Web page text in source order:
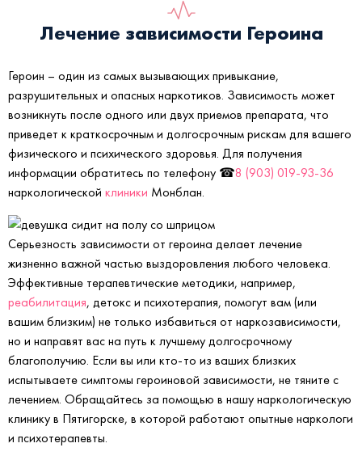
Лечение зависимости Героина
Героин – один из самых вызывающих привыкание,
разрушительных и опасных наркотиков. Зависимость может
возникнуть после одного или двух приемов препарата, что
приведет к краткосрочным и долгосрочным рискам для вашего
физического и психического здоровья. Для получения
информации обратитесь по телефону ☎8 (903) 019-93-36
наркологической клиники Монблан.
Серьезность зависимости от героина делает лечение
жизненно важной частью выздоровления любого человека.
Эффективные терапевтические методики, например,
реабилитация, детокс и психотерапия, помогут вам (или
вашим близким) не только избавиться от наркозависимости,
но и направят вас на путь к лучшему долгосрочному
благополучию. Если вы или кто-то из ваших близких
испытываете симптомы героиновой зависимости, не тяните с
лечением. Обращайтесь за помощью в нашу наркологическую
клинику в Пятигорске, в которой работают опытные наркологи
и психотерапевты.